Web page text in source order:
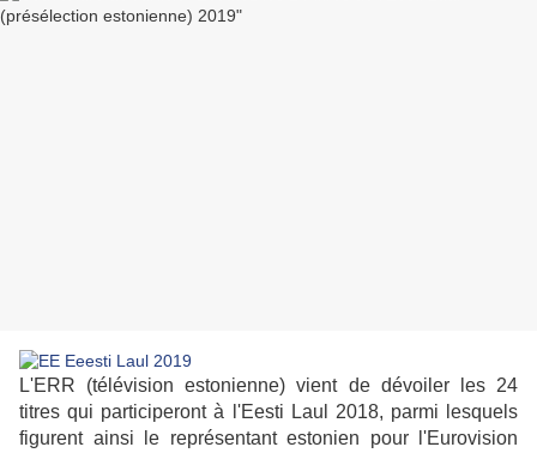
L'ERR (télévision estonienne) vient de dévoiler les 24
titres qui participeront à l'Eesti Laul 2018, parmi lesquels
figurent ainsi le représentant estonien pour l'Eurovision